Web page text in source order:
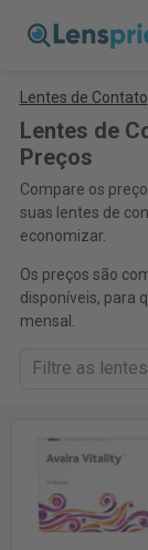
Lentes de Contato
Lentes de
Preços
Compare os
suas lentes de
economizar.
Os preços são
disponíveis, para
mensal.